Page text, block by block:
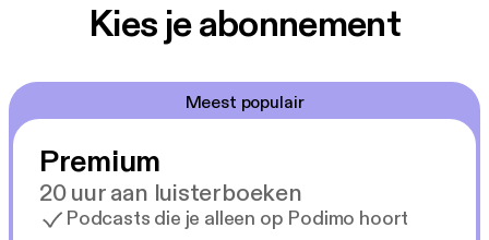
Kies je abonnement
Meest populair
Premium
20 uur aan luisterboeken
Podcasts die je alleen op Podimo hoort